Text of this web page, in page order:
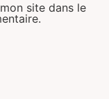
site dans le